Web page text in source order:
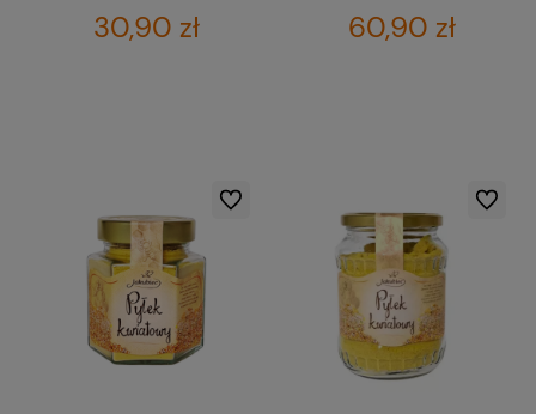
30,90 zł 60,90 zł
Do ulubionych Do